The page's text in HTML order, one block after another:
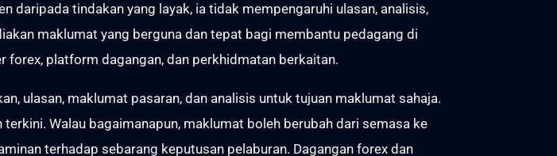
daripada tindakan yang layak, ia tidak mempengaruhi ulasan, analisis,
maklumat yang berguna dan tepat bagi membantu pedagang di
platform dagangan, dan perkhidmatan berkaitan.
ulasan, maklumat pasaran, dan analisis untuk tujuan maklumat sahaja.
Walau bagaimanapun, maklumat boleh berubah dari semasa ke
terhadap sebarang keputusan pelaburan. Dagangan forex dan